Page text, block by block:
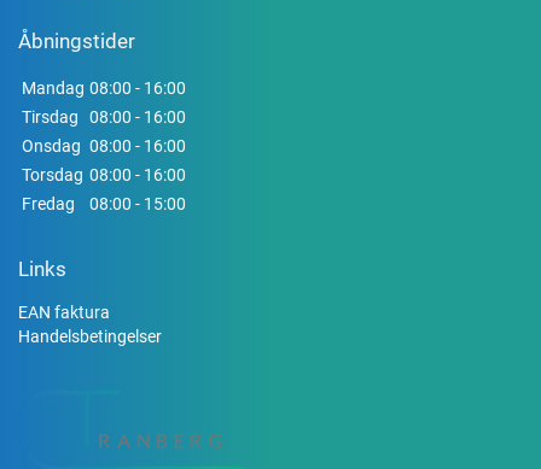
Åbningstider
Mandag 08:00 - 16:00
Tirsdag
08:00 - 16:00
Onsdag 08:00 - 16:00
Torsdag 08:00 - 16:00
Fredag
08:00 - 15:00
Links
EAN faktura
Handelsbetingelser